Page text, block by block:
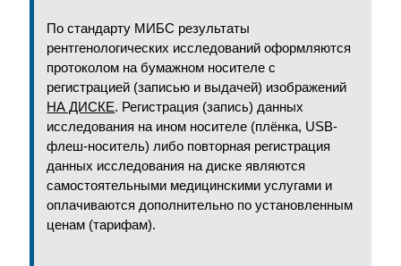
По стандарту МИБС результаты
рентгенологических исследований оформляются
протоколом на бумажном носителе с
регистрацией (записью и выдачей) изображений
НА ДИСКЕ. Регистрация (запись) данных
исследования на ином носителе (плёнка, USB-
флеш-носитель) либо повторная регистрация
данных исследования на диске являются
самостоятельными медицинскими услугами и
оплачиваются дополнительно по установленным
ценам (тарифам).